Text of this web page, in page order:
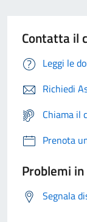
Contatta il
Leggi le
Richiedi
Chiama il
Prenota
Problemi
Segnala